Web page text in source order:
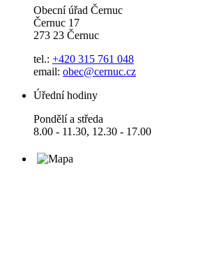
Obecní úřad Černuc
Černuc 17
273 23 Černuc
tel.: +420 315 761 048
email: obec@cernuc.cz
Úřední hodiny
Pondělí a středa
8.00 - 11.30, 12.30 - 17.00